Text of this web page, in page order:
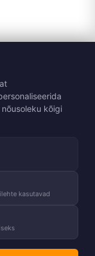
kõigi
kasutavad